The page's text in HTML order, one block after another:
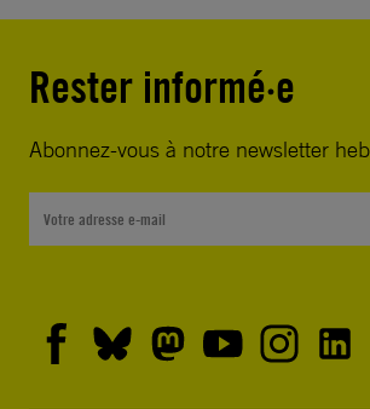
Rester informé·e
Abonnez-vous à notre newsletter